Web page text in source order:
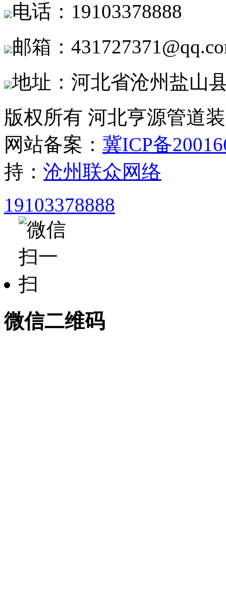
电话：19103378888
邮箱：
地址：河北省沧州盐山
版权所有 河北亨源管道
网站备案： 冀ICP备
持： 沧州联众网络
19103378888
微信二维码